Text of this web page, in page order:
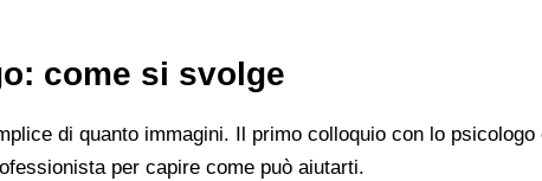
come si svolge
di quanto immagini. Il primo colloquio con lo
per capire come può aiutarti.